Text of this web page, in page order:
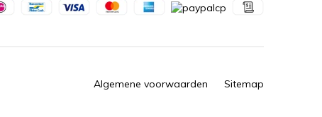
Algemene voorwaarden Sitemap